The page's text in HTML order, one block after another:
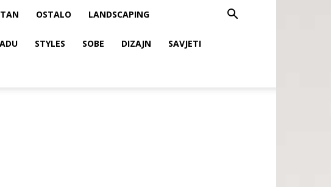
OSTALO LANDSCAPING
STYLES SOBE DIZAJN SAVJETI